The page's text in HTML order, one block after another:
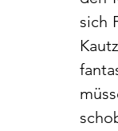
sich